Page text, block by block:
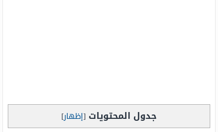
جدول المحتويات [إظهار]